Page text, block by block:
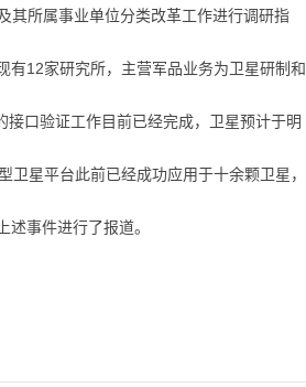
其所属事业单位分类改革工作进行调研指
有12家研究所，主营军品业务为卫星研制和
口验证工作目前已经完成，卫星预计于明
星平台此前已经成功应用于十余颗卫星，
事件进行了报道。